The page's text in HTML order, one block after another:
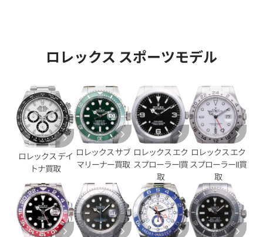
イトジャスト YG/SS ゴール
日時点の参考買取価格です
ロレックス デイトジャスト
参考買取価格
2,890,000円
※2025年11月時点の参考買取
ロレックス スポーツモデル
ロレックス デイ
トナ買取
ロレックス サブ
マリーナー買取
ロレックス エク
スプローラーⅠ買
取
ロレックス エク
スプローラーII買
取